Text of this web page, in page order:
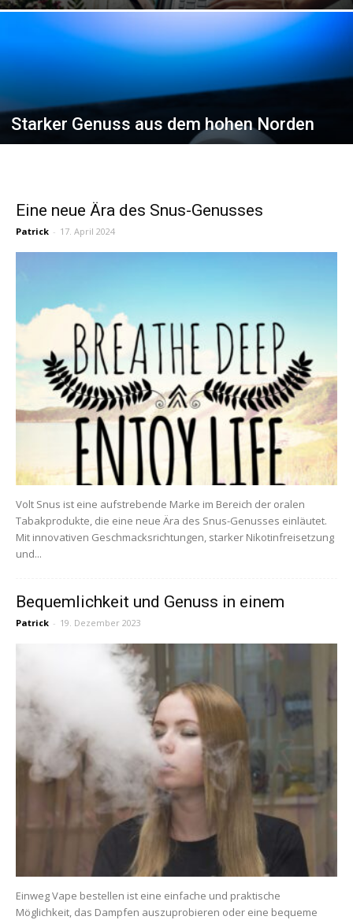
Starker Genuss aus dem hohen Norden
Eine neue Ära des Snus-Genusses
Patrick - 17. April 2024
Volt Snus ist eine aufstrebende Marke im Bereich der oralen
Tabakprodukte, die eine neue Ära des Snus-Genusses einläutet.
Mit innovativen Geschmacksrichtungen, starker Nikotinfreisetzung
und...
Bequemlichkeit und Genuss in einem
Patrick - 19. Dezember 2023
Einweg Vape bestellen ist eine einfache und praktische
Möglichkeit, das Dampfen auszuprobieren oder eine bequeme